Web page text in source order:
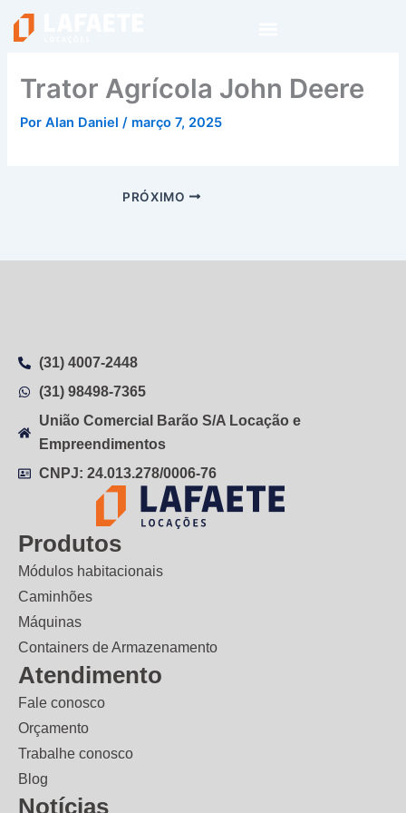
conteúdo
Trator Agrícola John Deere
PorAlan Daniel/ março 7, 2025
PRÓXIMO
(31) 4007-2448
(31) 98498-7365
União Comercial Barão S/A Locação e
Empreendimentos
CNPJ: 24.013.278/0006-76
Produtos
Módulos habitacionais
Caminhões
Máquinas
Containers de Armazenamento
Atendimento
Fale conosco
Orçamento
Trabalhe conosco
Blog
Notícias